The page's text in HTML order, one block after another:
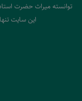
توانسته میراث حضرت
این سایت